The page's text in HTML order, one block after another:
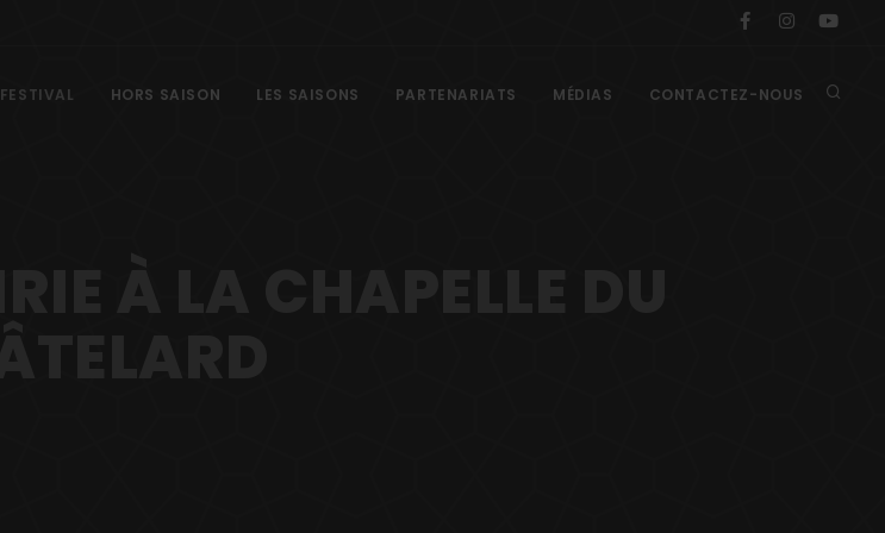
FESTIVAL HORS SAISON LES SAISONS PARTENARIATS MÉDIAS CONTACTEZ-NOUS